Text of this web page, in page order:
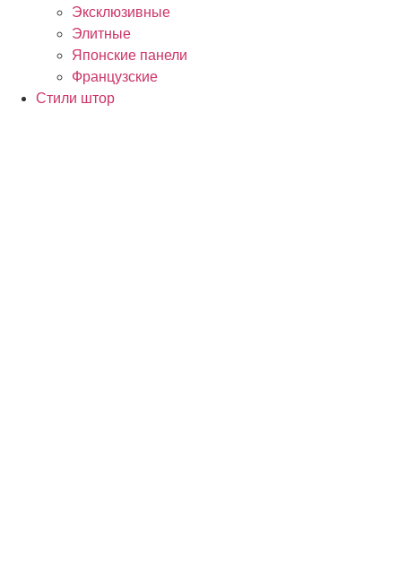
Эксклюзивные
Элитные
Японские панели
Французские
Стили штор